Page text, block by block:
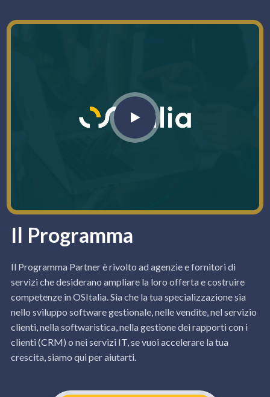
Il Programma
Il Programma Partner è rivolto ad agenzie e fornitori di
servizi che desiderano ampliare la loro offerta e costruire
competenze in OSItalia. Sia che la tua specializzazione sia
nello sviluppo software gestionale, nelle vendite, nel servizio
clienti, nella softwaristica, nella gestione dei rapporti con i
clienti (CRM) o nei servizi IT, se vuoi accelerare la tua
crescita, siamo qui per aiutarti.